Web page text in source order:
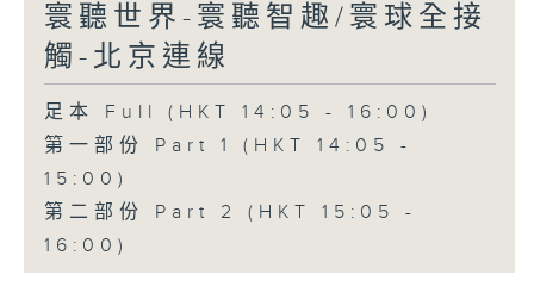
寰聽世界-寰聽智趣/寰球全接
觸-北京連線
足本 Full (HKT 14:05 - 16:00)
第一部份 Part 1 (HKT 14:05 -
15:00)
第二部份 Part 2 (HKT 15:05 -
16:00)